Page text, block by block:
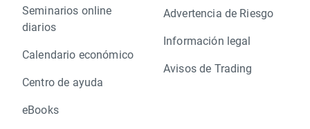
Seminarios online
diarios
Calendario económico
Centro de ayuda
eBooks
Advertencia de Riesgo
Información legal
Avisos de Trading